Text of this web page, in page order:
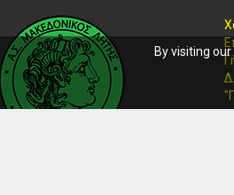
By visiting